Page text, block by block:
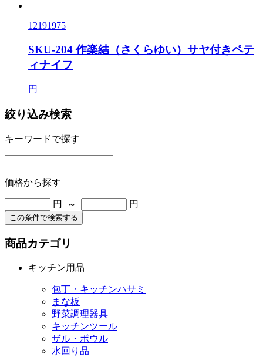
12191975
SKU-204 作楽結（さくらゆい）サヤ付きペテ
ィナイフ
円
絞り込み検索
キーワードで探す
価格から探す
円 ～ 円
この条件で検索する
商品カテゴリ
キッチン用品
包丁・キッチンハサミ
まな板
野菜調理器具
キッチンツール
ザル・ボウル
水回り品